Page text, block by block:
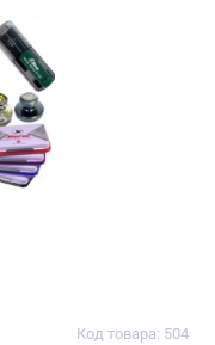
Код товара: 504